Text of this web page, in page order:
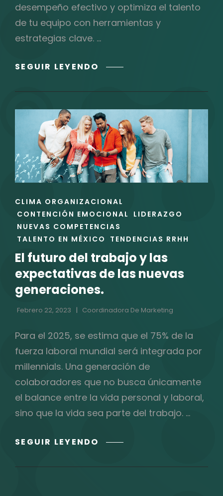
desempeño efectivo y optimiza el talento
de tu equipo con herramientas y
estrategias clave. …
SEGUIR LEYENDO MEJORES
PARA
UN
SISTEMA
DE
GESTIÓN
DE
DESEMPEÑO
ENLACES
DE
LAS
CLIMA ORGANIZACIONAL
CONTENCIÓN EMOCIONAL
LIDERAZGO
NUEVAS COMPETENCIAS
TALENTO EN MÉXICO
TENDENCIAS RRHH
El futuro del trabajo y las
expectativas de las nuevas
generaciones.
Febrero 22, 2023 Coordinadora De Marketing
Para el 2025, se estima que el 75% de la
fuerza laboral mundial será integrada por
millennials. Una generación de
colaboradores que no busca únicamente
el balance entre la vida personal y laboral,
sino que la vida sea parte del trabajo. …
SEGUIR LEYENDO EL
DEL